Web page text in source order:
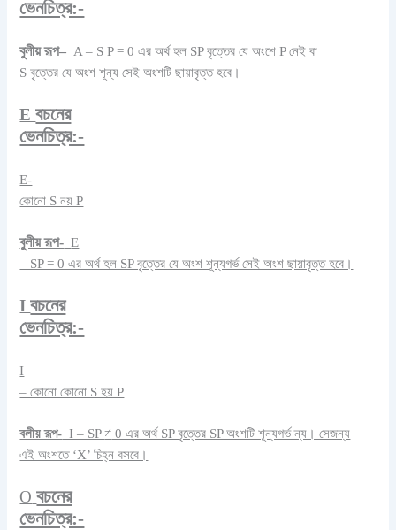
ভেনচিত্র:-
বুলীয় রূপ– A – S P = 0 এর অর্থ হল SP বৃত্তের যে অংশে P নেই বা
S বৃত্তের যে অংশ শূন্য সেই অংশটি ছায়াবৃত্ত হবে।
Eবচনের
ভেনচিত্র:-
E-
কোনো S নয় P
বুলীয় রূপ- E
– SP = 0 এর অর্থ হল SP বৃত্তের যে অংশ শূন্যগর্ভ সেই অংশ ছায়াবৃত্ত হবে।
Iবচনের
ভেনচিত্র:-
I
– কোনো কোনো S হয় P
বলীয় রূপ- I – SP≠ 0 এর অর্থ SP বৃত্তের SP অংশটি শূন্যগর্ভ ন্য। সেজন্য
এই অংশতে ‘X’ চিহ্ন বসবে।
O বচনের
ভেনচিত্র:-